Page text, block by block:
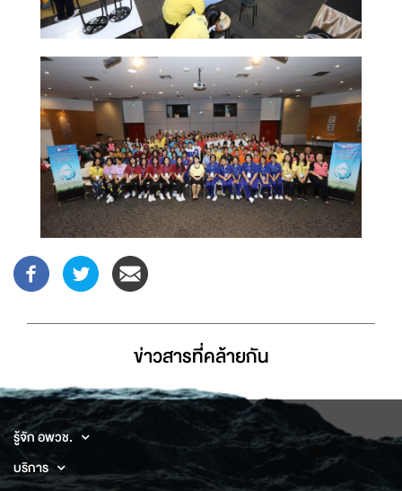
ข่าวสารที่่คล้ายกัน
รู้จัก อพวช.
บริการ